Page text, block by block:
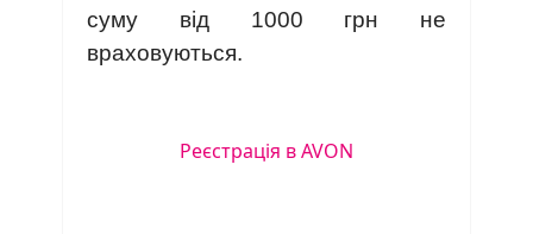
суму від 1000 грн не
враховуються.
Реєстрація в AVON